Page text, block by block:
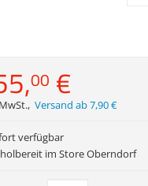
00 €
, Versand ab 7,90 €
verfügbar
im Store Oberndorf